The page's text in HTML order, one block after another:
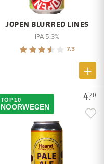
JOPEN BLURRED LINES
IPA 5,3%
7.3
4.20
TOP 10
NOORWEGEN